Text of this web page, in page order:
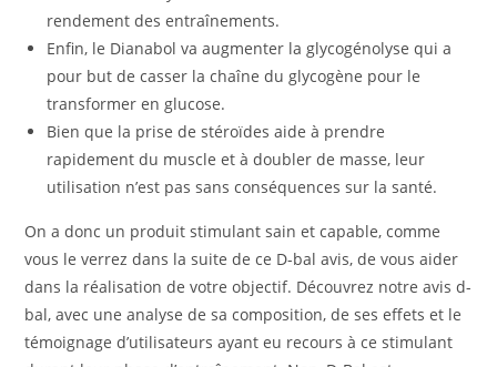
rendement des entraînements.
Enfin, le Dianabol va augmenter la glycogénolyse qui a
pour but de casser la chaîne du glycogène pour le
transformer en glucose.
Bien que la prise de stéroïdes aide à prendre
rapidement du muscle et à doubler de masse, leur
utilisation n’est pas sans conséquences sur la santé.
On a donc un produit stimulant sain et capable, comme
vous le verrez dans la suite de ce D-bal avis, de vous aider
dans la réalisation de votre objectif. Découvrez notre avis d-
bal, avec une analyse de sa composition, de ses effets et le
témoignage d’utilisateurs ayant eu recours à ce stimulant